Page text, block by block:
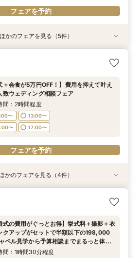
フェアを予約
＋会食が5万円OFF！】費用を抑えて叶え
〜
13:00〜
〜
17:00〜
フェアを予約
限定】50％OFF★チャペルフォトキャン
〜
12:30〜
〜
15:30〜
〜
〜
12:30〜
〜
15:30〜
〜
フェアを予約
式の費用がぐっとお得】挙式料＋撮影＋衣
ェア
間：1時間30分程度
〜
15:30〜
〜
フェアを予約
フェア｜挙式料半額特典】和装×チャペル
〜
12:00〜
〜
15:00〜
〜
かのフェアを見る（5件）
＋会食が5万円OFF！】費用を抑えて叶え
数ウェディング相談フェア
間：2時間程度
〜
13:00〜
〜
17:00〜
フェアを予約
限定】50％OFF★チャペルフォトキャン
〜
12:30〜
〜
15:30〜
〜
〜
12:30〜
〜
15:30〜
〜
式の費用がぐっとお得】挙式料＋撮影＋衣
ェア
間：1時間30分程度
〜
12:30〜
〜
15:30〜
フェア｜挙式料半額特典】和装×チャペル
〜
12:00〜
〜
15:00〜
〜
かのフェアを見る（4件）
式の費用がぐっとお得】挙式料＋撮影＋衣
クアップがセットで半額以下の198,000
ペル見学から予算相談までまるっと体験
ア
間：1時間30分程度